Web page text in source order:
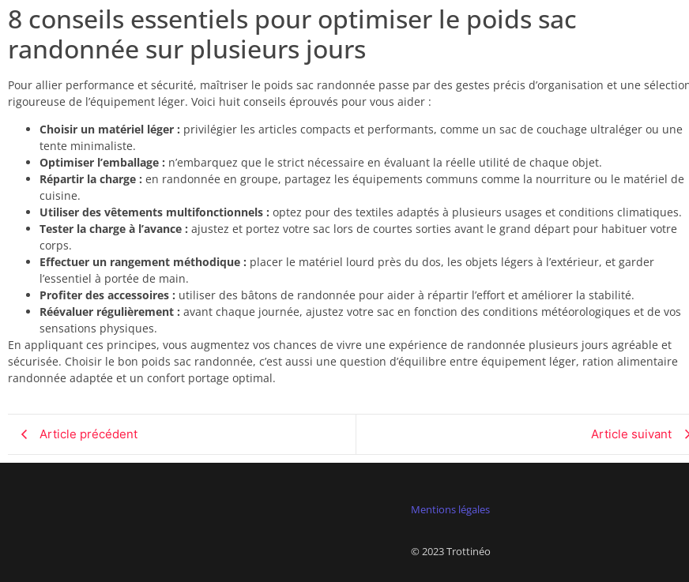
8 conseils essentiels pour optimiser le poids sac
randonnée sur plusieurs jours
Pour allier performance et sécurité, maîtriser le poids sac randonnée passe par des gestes précis d’organisation et une
rigoureuse de l’équipement léger. Voici huit conseils éprouvés pour vous aider :
Choisir un matériel léger : privilégier les articles compacts et performants, comme un sac de couchage ultraléger ou une
tente minimaliste.
Optimiser l’emballage : n’embarquez que le strict nécessaire en évaluant la réelle utilité de chaque objet.
Répartir la charge : en randonnée en groupe, partagez les équipements communs comme la nourriture ou le matériel de
cuisine.
Utiliser des vêtements multifonctionnels : optez pour des textiles adaptés à plusieurs usages et conditions climatiques.
Tester la charge à l’avance : ajustez et portez votre sac lors de courtes sorties avant le grand départ pour habituer votre
corps.
Effectuer un rangement méthodique : placer le matériel lourd près du dos, les objets légers à l’extérieur, et garder
l’essentiel à portée de main.
Profiter des accessoires : utiliser des bâtons de randonnée pour aider à répartir l’effort et améliorer la stabilité.
Réévaluer régulièrement : avant chaque journée, ajustez votre sac en fonction des conditions météorologiques et de vos
sensations physiques.
En appliquant ces principes, vous augmentez vos chances de vivre une expérience de randonnée plusieurs jours agréable et
sécurisée. Choisir le bon poids sac randonnée, c’est aussi une question d’équilibre entre équipement léger, ration alimentaire
randonnée adaptée et un confort portage optimal.
Article précédent Article suivant
Mentions légales
© 2023 Trottinéo